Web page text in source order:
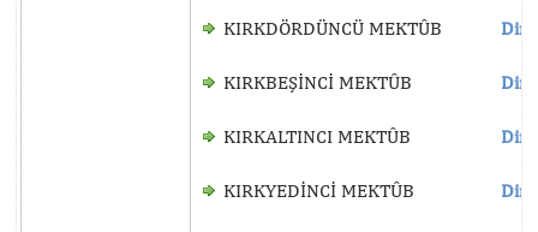
KIRKDÖRDÜNCÜ MEKTÛB
KIRKBEŞİNCİ MEKTÛB
KIRKALTINCI MEKTÛB
KIRKYEDİNCİ MEKTÛB